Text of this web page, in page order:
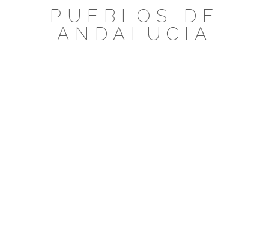
PUEBLOS DE
ANDALUCIA